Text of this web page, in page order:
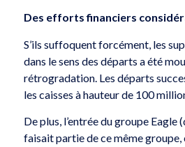
Des efforts financiers
S’ils suffoquent forcément, les
dans le sens des départs a été
rétrogradation. Les départs
les caisses à hauteur de 100
De plus, l’entrée du groupe
faisait partie de ce même